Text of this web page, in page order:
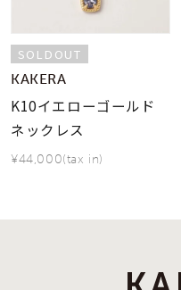
SOLDOUT
KAKERA
K10イエローゴールド
ネックレス
¥44,000(tax in)